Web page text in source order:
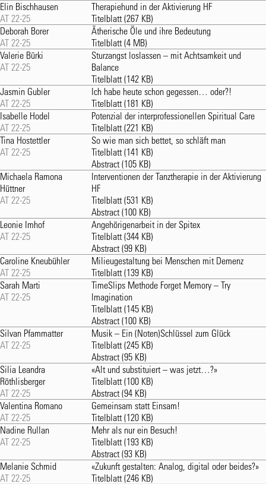
Elin Bischhausen
AT 22-25
Therapiehund in der Aktivierung HF
Titelblatt(267 KB)
Deborah Borer
AT 22-25
Ätherische Öle und ihre Bedeutung
Titelblatt(4 MB)
Valerie Bürki
AT 22-25
Sturzangst loslassen – mit Achtsamkeit und
Balance
Titelblatt(142 KB)
Jasmin Gubler
AT 22-25
Ich habe heute schon gegessen… oder?!
Titelblatt(181 KB)
Isabelle Hodel
AT 22-25
Potenzial der interprofessionellen Spiritual Care
Titelblatt(221 KB)
Tina Hostettler
AT 22-25
So wie man sich bettet, so schläft man
Titelblatt(141 KB)
Abstract(105 KB)
Michaela Ramona
Hüttner
AT 22-25
Interventionen der Tanztherapie in der Aktivierung
HF
Titelblatt(531 KB)
Abstract(100 KB)
Leonie Imhof
AT 22-25
Angehörigenarbeit in der Spitex
Titelblatt(344 KB)
Abstract(99 KB)
Caroline Kneubühler
AT 22-25
Milieugestaltung bei Menschen mit Demenz
Titelblatt(139 KB)
Sarah Marti
AT 22-25
TimeSlips Methode Forget Memory – Try
Imagination
Titelblatt(145 KB)
Abstract(100 KB)
Silvan Pfammatter
AT 22-25
Musik – Ein (Noten)Schlüssel zum Glück
Titelblatt(245 KB)
Abstract(95 KB)
Silia Leandra
Röthlisberger
AT 22-25
«Alt und substituiert – was jetzt…?»
Titelblatt(100 KB)
Abstract(94 KB)
Valentina Romano
AT 22-25
Gemeinsam statt Einsam!
Titelblatt(120 KB)
Nadine Rullan
AT 22-25
Mehr als nur ein Besuch!
Titelblatt(193 KB)
Abstract(93 KB)
Melanie Schmid
AT 22-25
«Zukunft gestalten: Analog, digital oder beides?»
Titelblatt(246 KB)